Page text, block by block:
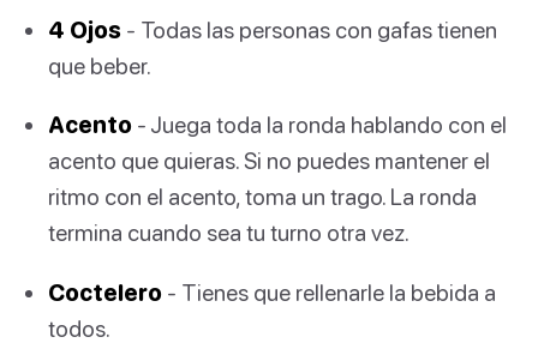
4 Ojos - Todas las personas con gafas tienen
que beber.
Acento - Juega toda la ronda hablando con el
acento que quieras. Si no puedes mantener el
ritmo con el acento, toma un trago. La ronda
termina cuando sea tu turno otra vez.
Coctelero - Tienes que rellenarle la bebida a
todos.